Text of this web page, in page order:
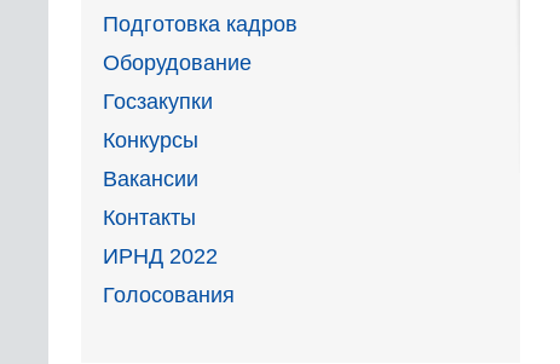
Подготовка кадров
Оборудование
Госзакупки
Конкурсы
Вакансии
Контакты
ИРНД 2022
Голосования